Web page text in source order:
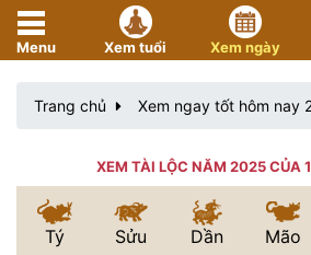
Menu Xem tuổi Xem ngày
Trang chủ Xem ngay tốt hôm nay
XEM TÀI LỘC NĂM 2025 CỦA
Tý Sửu Dần Mão